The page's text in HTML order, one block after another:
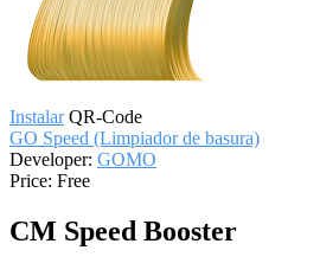
Instalar QR-Code
GO Speed (Limpiador de basura)
Developer: GOMO
Price: Free
CM Speed Booster